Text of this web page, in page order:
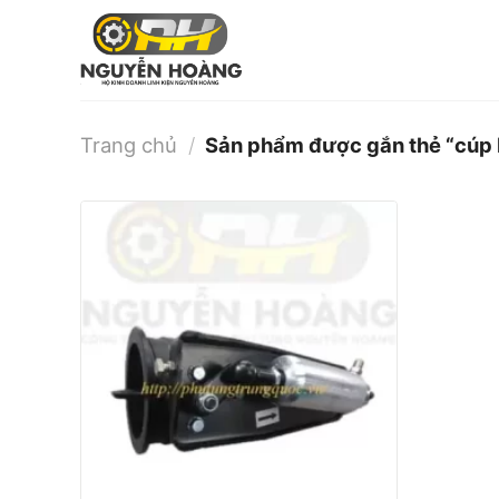
Trang chủ / Sản phẩm được gắn thẻ “cúp